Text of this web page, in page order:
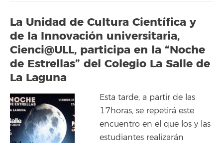
La Unidad de Cultura Científica y
de la Innovación universitaria,
Cienci@ULL, participa en la “Noche
de Estrellas” del Colegio La Salle de
La Laguna
Esta tarde, a partir de las
17horas, se repetirá este
encuentro en el que los y las
estudiantes realizarán